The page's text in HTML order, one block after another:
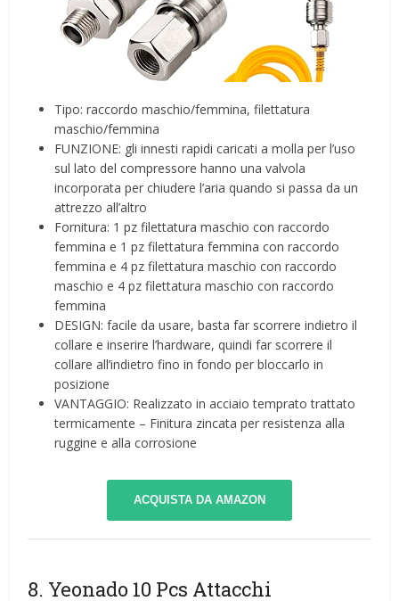
Tipo: raccordo maschio/femmina, filettatura
maschio/femmina
FUNZIONE: gli innesti rapidi caricati a molla per l’uso
sul lato del compressore hanno una valvola
incorporata per chiudere l’aria quando si passa da un
attrezzo all’altro
Fornitura: 1 pz filettatura maschio con raccordo
femmina e 1 pz filettatura femmina con raccordo
femmina e 4 pz filettatura maschio con raccordo
maschio e 4 pz filettatura maschio con raccordo
femmina
DESIGN: facile da usare, basta far scorrere indietro il
collare e inserire l’hardware, quindi far scorrere il
collare all’indietro fino in fondo per bloccarlo in
posizione
VANTAGGIO: Realizzato in acciaio temprato trattato
termicamente – Finitura zincata per resistenza alla
ruggine e alla corrosione
ACQUISTA DA AMAZON
8. Yeonado 10 Pcs Attacchi